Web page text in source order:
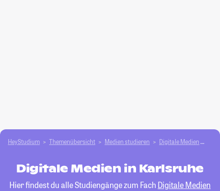
HeyStudium Themenübersicht Medien studieren Digitale Medien
Digitale Medien in Karlsruhe
Hier findest du alle Studiengänge zum Fach Digitale Medien